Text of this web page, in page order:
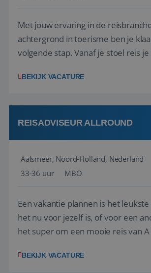
Met jouw ervaring in de
achtergrond in toerisme ben je
volgende stap. Vanaf je stoel reis
wensen van je team, je klant en wat
klanten te overtuigen om die
boeken! ...
BEKIJK VACATURE
REISADVISEUR ALLROUND
Aalsmeer, Noord-Holland, Nederland
33-36 uur
MBO
Een vakantie plannen is het
het nu voor jezelf is, of voor een
het super om een mooie reis van
vakantiegangers de meest
BEKIJK VACATURE